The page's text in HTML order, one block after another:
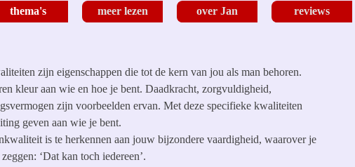
Menu overslaan
▼
thema's ▼
meer lezen ▼
over Jan ▼
reviews
zijn eigenschappen die tot de kern van jou als man behoren.
kleur aan wie en hoe je bent. Daadkracht, zorgvuldigheid,
zijn voorbeelden ervan. Met deze specifieke kwaliteiten
geven aan wie je bent.
is te herkennen aan jouw bijzondere vaardigheid, waarover je
‘Dat kan toch iedereen’.